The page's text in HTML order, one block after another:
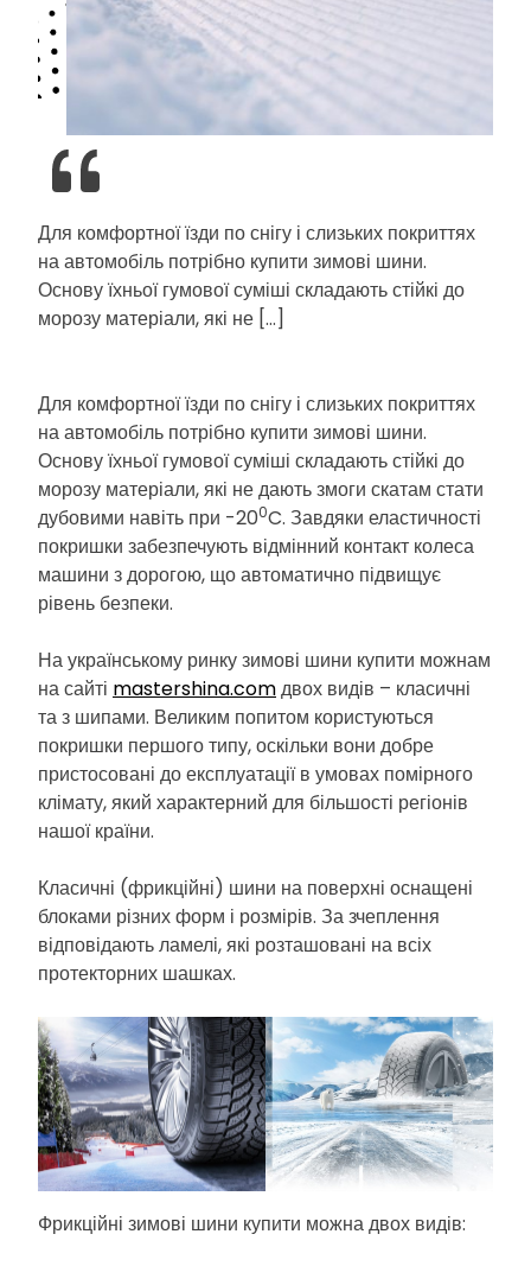
Для комфортної їзди по снігу і слизьких покриттях
на автомобіль потрібно купити зимові шини.
Основу їхньої гумової суміші складають стійкі до
морозу матеріали, які не […]
Для комфортної їзди по снігу і слизьких покриттях
на автомобіль потрібно купити зимові шини.
Основу їхньої гумової суміші складають стійкі до
морозу матеріали, які не дають змоги скатам стати
дубовими навіть при -200C. Завдяки еластичності
покришки забезпечують відмінний контакт колеса
машини з дорогою, що автоматично підвищує
рівень безпеки.
На українському ринку зимові шини купити можнам
на сайті mastershina.comдвох видів – класичні
та з шипами. Великим попитом користуються
покришки першого типу, оскільки вони добре
пристосовані до експлуатації в умовах помірного
клімату, який характерний для більшості регіонів
нашої країни.
Класичні (фрикційні) шини на поверхні оснащені
блоками різних форм і розмірів. За зчеплення
відповідають ламелі, які розташовані на всіх
протекторних шашках.
Фрикційні зимові шини купити можна двох видів: